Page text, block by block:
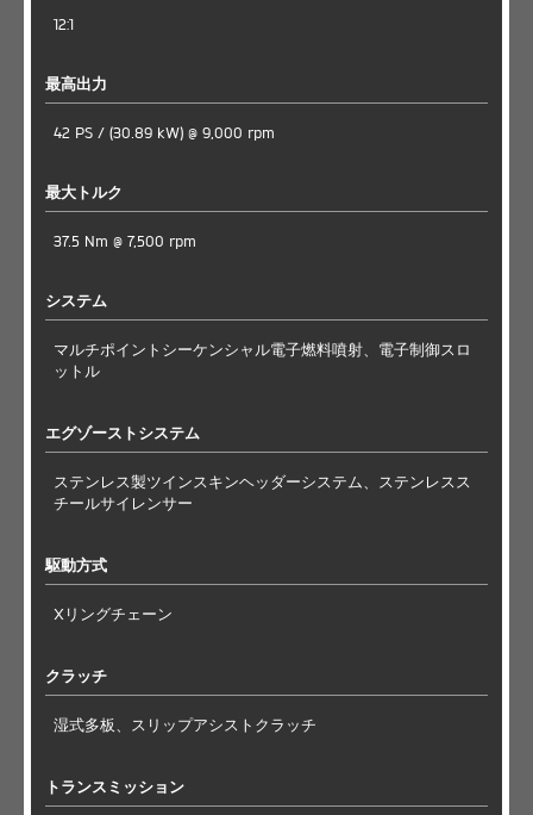
12:1
最高出力
42 PS / (30.89 kW) @ 9,000 rpm
最大トルク
37.5 Nm @ 7,500 rpm
システム
マルチポイントシーケンシャル電子燃料噴射、電子制御スロ
ットル
エグゾーストシステム
ステンレス製ツインスキンヘッダーシステム、ステンレスス
チールサイレンサー
駆動方式
Xリングチェーン
クラッチ
湿式多板、スリップアシストクラッチ
トランスミッション